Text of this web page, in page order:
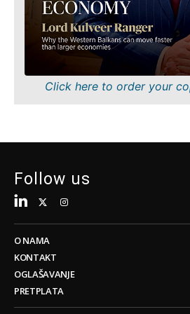
FMCG
Nauka
Rudarstvo
Maloprodaja
Održivost
Insights
Održivost
Tehnologija
Telekomunikacije
Prevoz
Trgovina
Insights
Intervju
Mišljenje
Okrugli
Analiza
Click here to order your
Follow us
O NAMA
KONTAKT
OGLAŠAVANJE
PRETPLATA